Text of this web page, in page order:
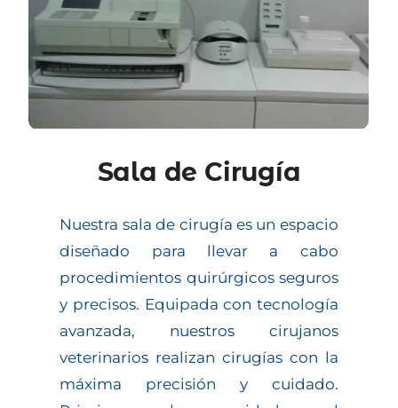
Sala de Cirugía
Nuestra sala de cirugía es un espacio
diseñado para llevar a cabo
procedimientos quirúrgicos seguros
y precisos. Equipada con tecnología
avanzada, nuestros cirujanos
veterinarios realizan cirugías con la
máxima precisión y cuidado.